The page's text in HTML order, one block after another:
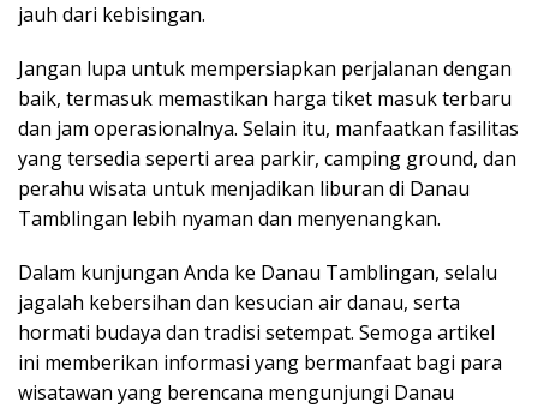
jauh dari kebisingan.
Jangan lupa untuk mempersiapkan perjalanan dengan
baik, termasuk memastikan harga tiket masuk terbaru
dan jam operasionalnya. Selain itu, manfaatkan fasilitas
yang tersedia seperti area parkir, camping ground, dan
perahu wisata untuk menjadikan liburan di Danau
Tamblingan lebih nyaman dan menyenangkan.
Dalam kunjungan Anda ke Danau Tamblingan, selalu
jagalah kebersihan dan kesucian air danau, serta
hormati budaya dan tradisi setempat. Semoga artikel
ini memberikan informasi yang bermanfaat bagi para
wisatawan yang berencana mengunjungi Danau